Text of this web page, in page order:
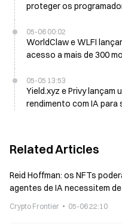
proteger os
05-06 00:02
WorldClaw e WLFI
acesso a mais de 300
05-05 13:53
Yield.xyz e Privy
rendimento com IA para
Related Articles
Reid Hoffman: os NFTs
agentes de IA necessitem
Crypto Frontier 05-06 22:10